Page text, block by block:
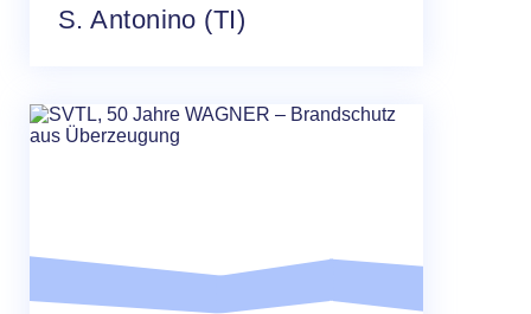
S. Antonino (TI)